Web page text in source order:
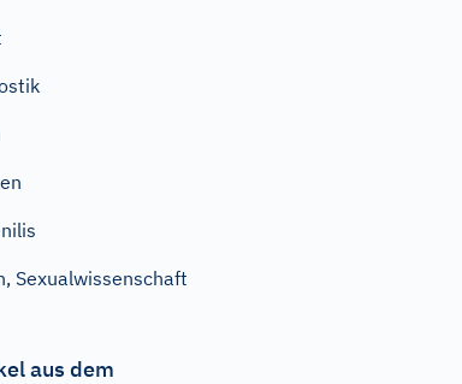
Sexualwissenschaft
aus dem